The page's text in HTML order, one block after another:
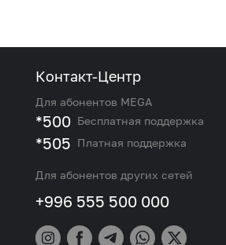
Контакт-Центр
Для абонентов MEGA
*500 Бесплатная поддержка
*505 Платная поддержка
Для абонентов других сетей
+996 555 500 000